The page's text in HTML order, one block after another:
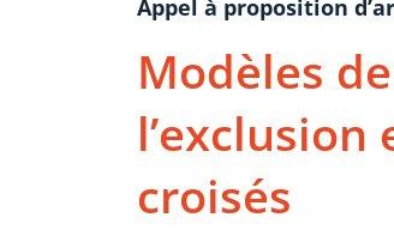
Appel à proposition
Modèles
croisés